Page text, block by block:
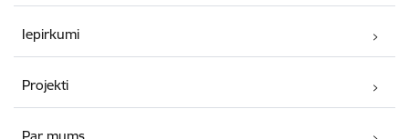
Iepirkumi
Projekti